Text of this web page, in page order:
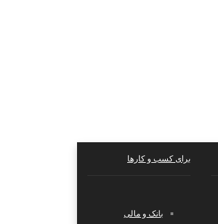
برای کسب و کارها
بانک و مالی